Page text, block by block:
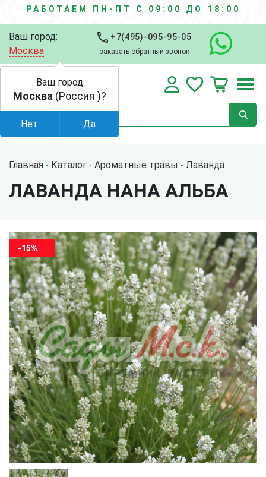
РАБОТАЕМ ПН-ПТ С 09:00 ДО 18:00
Ваш город:
Москва
+7(495)-095-95-05
заказать обратный звонок
Главная Каталог Ароматные травы Лаванда
ЛАВАНДА НАНА АЛЬБА
-15%
Ваш город
Москва (Россия )?
Нет Да